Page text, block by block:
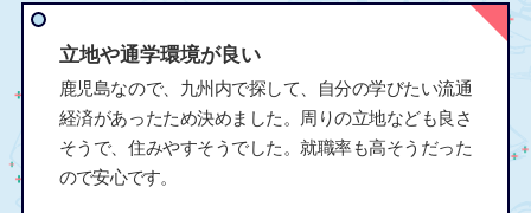
立地や通学環境が良い
鹿児島なので、九州内で探して、自分の学びたい流通
経済があったため決めました。周りの立地なども良さ
そうで、住みやすそうでした。就職率も高そうだった
ので安心です。